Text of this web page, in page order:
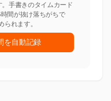
手書きのタイムカード
間が抜け落ちがちで
れます。
を自動記録